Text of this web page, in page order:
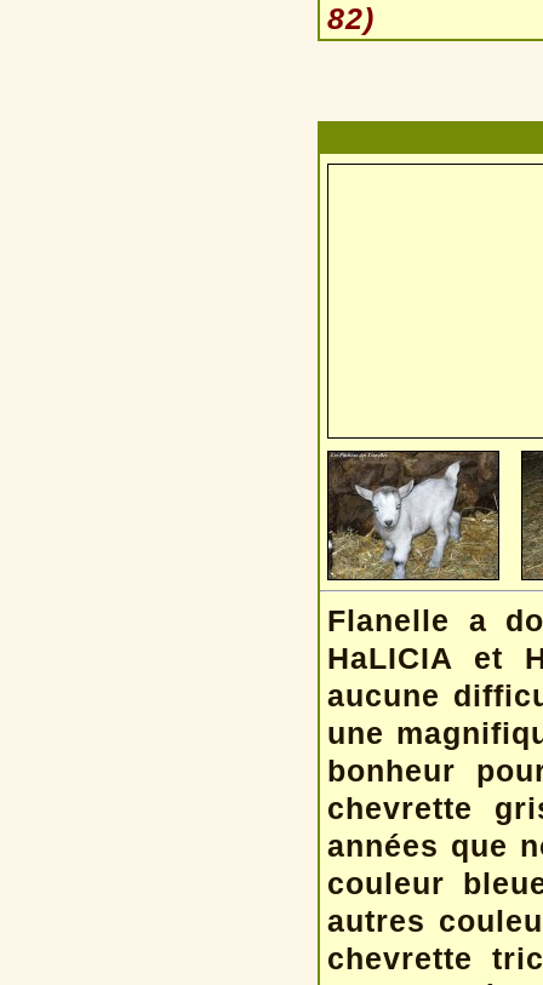
82)
Flanelle a
HaLICIA et
aucune
une
bonheur
chevrette
années que
couleur
autres
chevrette